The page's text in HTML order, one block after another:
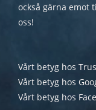
också gärna emot
oss!
Vårt betyg hos
Vårt betyg hos
Vårt betyg hos